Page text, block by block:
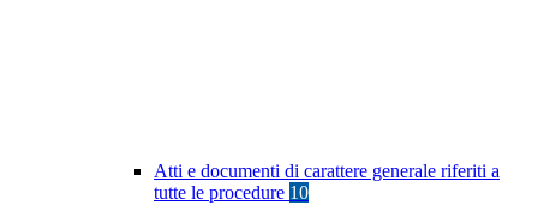
Atti e documenti di carattere generale riferiti a
tutte le procedure 10